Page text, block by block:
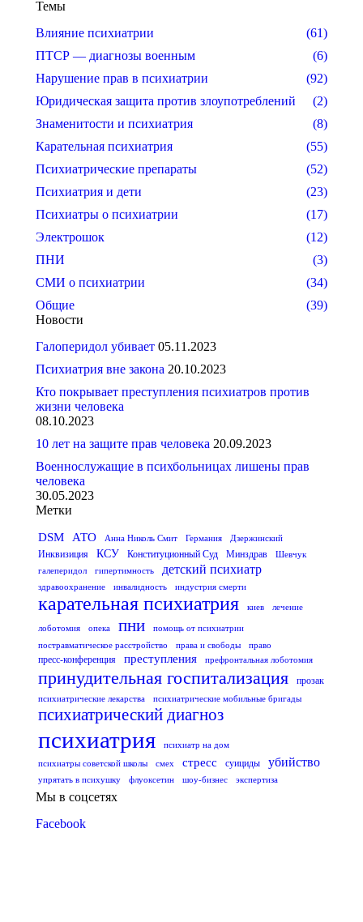
Темы
Влияние психиатрии
(61)
ПТСР — диагнозы военным
(6)
Нарушение прав в психиатрии
(92)
Юридическая защита против злоупотреблений
(2)
Знаменитости и психиатрия
(8)
Карательная психиатрия
(55)
Психиатрические препараты
(52)
Психиатрия и дети
(23)
Психиатры о психиатрии
(17)
Электрошок
(12)
ПНИ
(3)
СМИ о психиатрии
(34)
Общие
(39)
Новости
Галоперидол убивает 05.11.2023
Психиатрия вне закона 20.10.2023
Кто покрывает преступления психиатров против
жизни человека
08.10.2023
10 лет на защите прав человека 20.09.2023
Военнослужащие в психбольницах лишены прав
человека
30.05.2023
Метки
DSM АТО Анна Николь Смит Германия Дзержинский
Инквизиция КСУ Конституционный Суд Минздрав
Шевчук
галеперидол
гипертимность детский психиатр
здравоохранение инвалидность индустрия смерти
карательная психиатрия киев лечение
лоботомия опека пни
помощь от психиатрии
постравматическое расстройство
права и свободы право
пресс-конференция преступления префронтальная лоботомия
принудительная госпитализация прозак
психиатрические лекарства психиатрические мобильные бригады
психиатрический диагноз
психиатрия психиатр на дом
психиатры советской школы смех стресс суициды убийство
упрятать в психушку флуоксетин шоу-бизнес экспертиза
Мы в соцсетях
Facebook